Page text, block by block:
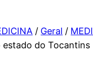
/ Geral /
estado do Tocantins